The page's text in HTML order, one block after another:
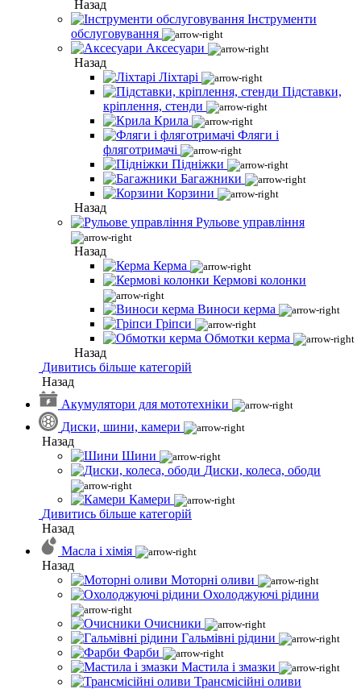
Назад
Інструменти
обслуговування
Аксесуари
Назад
Ліхтарі
Підставки,
кріплення, стенди
Крила
Фляги і
фляготримачі
Підніжки
Багажники
Корзини
Назад
Рульове управління
Назад
Керма
Кермові колонки
Виноси керма
Гріпси
Обмотки керма
Назад
Дивитись більше категорій
Назад
Акумулятори для мототехніки
Диски, шини, камери
Назад
Шини
Диски, колеса, ободи
Камери
Дивитись більше категорій
Назад
Масла і хімія
Назад
Моторні оливи
Охолоджуючі рідини
Очисники
Гальмівні рідини
Фарби
Мастила і змазки
Трансмісійні оливи